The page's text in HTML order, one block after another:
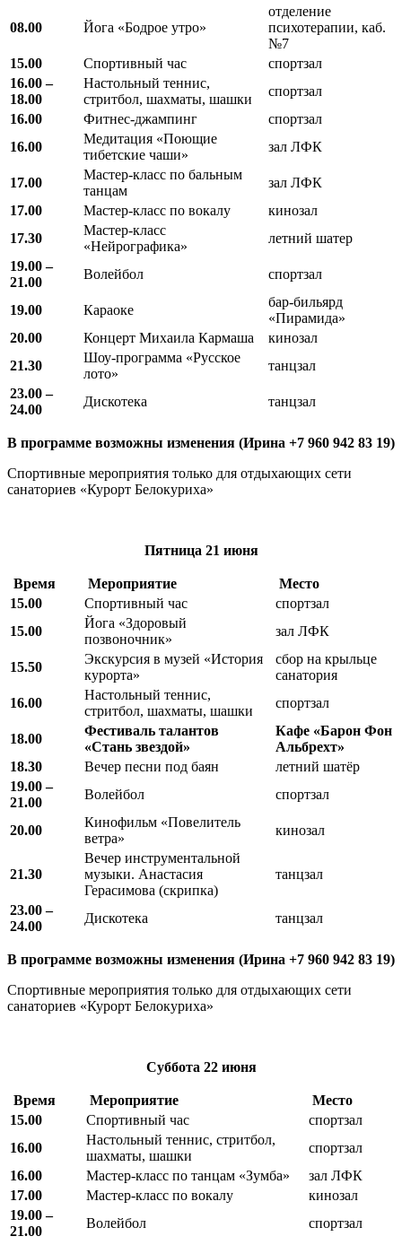
08.00 Йога «Бодрое утро»
отделение
психотерапии, каб.
№7
15.00
Спортивный час
спортзал
16.00 –
18.00
Настольный теннис,
стритбол, шахматы, шашки
спортзал
16.00
Фитнес-джампинг
спортзал
16.00
Медитация «Поющие
тибетские чаши»
зал ЛФК
17.00
Мастер-класс по бальным
танцам
зал ЛФК
17.00
Мастер-класс по вокалу
кинозал
17.30
Мастер-класс
«Нейрографика»
летний шатер
19.00 –
21.00
Волейбол спортзал
19.00 Караоке
бар-бильярд
«Пирамида»
20.00
Концерт Михаила Кармаша
кинозал
21.30
Шоу-программа «Русское
лото»
танцзал
23.00 –
24.00
Дискотека танцзал
В программе возможны изменения (Ирина +7 960 942 83 19)
Спортивные мероприятия только для отдыхающих сети
санаториев «Курорт Белокуриха»
Пятница 21 июня
Время Мероприятие
Место
15.00
Спортивный час
спортзал
15.00
Йога «Здоровый
позвоночник»
зал ЛФК
15.50
Экскурсия в музей «История
курорта»
сбор на крыльце
санатория
16.00
Настольный теннис,
стритбол, шахматы, шашки
спортзал
18.00
Фестиваль талантов
«Стань звездой»
Кафе «Барон Фон
Альбрехт»
18.30
Вечер песни под баян
летний шатёр
19.00 –
21.00
Волейбол спортзал
20.00
Кинофильм «Повелитель
ветра»
кинозал
21.30
Вечер инструментальной
музыки. Анастасия
Герасимова (скрипка)
танцзал
23.00 –
24.00
Дискотека танцзал
В программе возможны изменения (Ирина +7 960 942 83 19)
Спортивные мероприятия только для отдыхающих сети
санаториев «Курорт Белокуриха»
Суббота 22 июня
Время Мероприятие
Место
15.00
Спортивный час
спортзал
16.00
Настольный теннис, стритбол,
шахматы, шашки
спортзал
16.00
Мастер-класс по танцам «Зумба»
зал ЛФК
17.00
Мастер-класс по вокалу
кинозал
19.00 –
21.00
Волейбол
спортзал